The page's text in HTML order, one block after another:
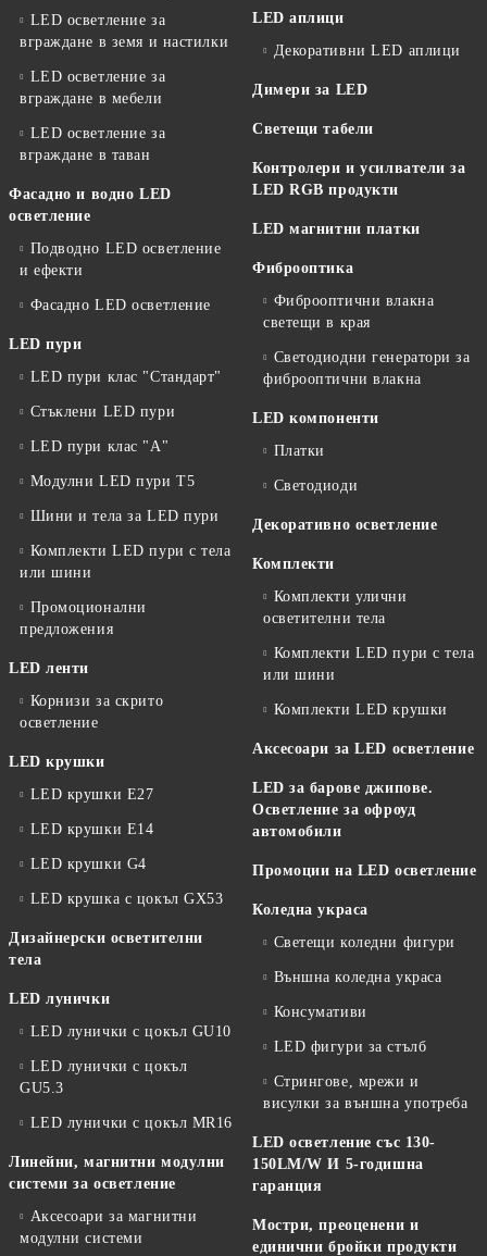
LED осветление за
вграждане в земя и настилки
LED осветление за
вграждане в мебели
LED осветление за
вграждане в таван
Фасадно и водно LED
осветление
Подводно LED осветление
и ефекти
Фасадно LED осветление
LED пури
LED пури клас "Стандарт"
Стъклени LED пури
LED пури клас "А"
Модулни LED пури T5
Шини и тела за LED пури
Комплекти LED пури с тела
или шини
Промоционални
предложения
LED ленти
Корнизи за скрито
осветление
LED крушки
LED крушки E27
LED крушки E14
LED крушки G4
LED крушка с цокъл GX53
Дизайнерски осветителни
тела
LED лунички
LED лунички с цокъл GU10
LED лунички с цокъл
GU5.3
LED лунички с цокъл MR16
Линейни, магнитни модулни
системи за осветление
Аксесоари за магнитни
модулни системи
LED аплици
Декоративни LED аплици
Димери за LED
Светещи табели
Контролери и усилватели за
LED RGB продукти
LED магнитни платки
Фиброоптика
Фиброоптични влакна
светещи в края
Светодиодни генератори за
фиброоптични влакна
LED компоненти
Платки
Светодиоди
Декоративно осветление
Комплекти
Комплекти улични
осветителни тела
Комплекти LED пури с тела
или шини
Комплекти LED крушки
Аксесоари за LED осветление
LED за барове джипове.
Осветление за офроуд
автомобили
Промоции на LED осветление
Коледна украса
Светещи коледни фигури
Външна коледна украса
Консумативи
LED фигури за стълб
Стрингове, мрежи и
висулки за външна употреба
LED осветление със 130-
150LM/W И 5-годишна
гаранция
Мостри, преоценени и
единични бройки продукти